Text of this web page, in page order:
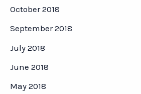
October 2018
September 2018
July 2018
June 2018
May 2018